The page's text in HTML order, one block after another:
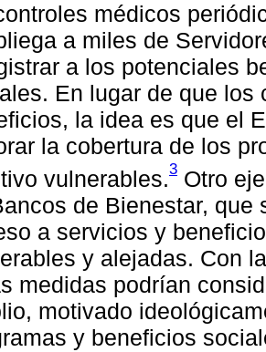
médicos
a miles de
a los potenciales
En lugar de que los
la idea es que el
la cobertura de los
vulnerables.3 Otro
de Bienestar, que
a servicios y
y alejadas. Con
medidas podrían
motivado
y beneficios